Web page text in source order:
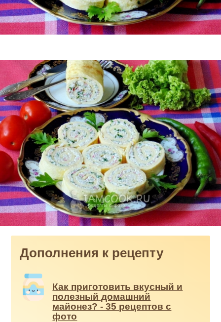
Дополнения к рецепту
Как приготовить вкусный и
полезный домашний
майонез? - 35 рецептов с
фото